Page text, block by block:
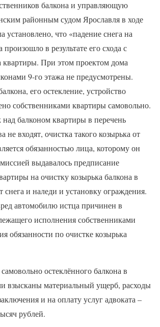
балкона и управляющую
районным судом Ярославля в ходе
установлено, что «падение снега на
в результате его схода с
квартиры. При этом проектом дома
9-го этажа не предусмотрены.
его остекление, устройство
собственниками квартиры самовольно.
над балконом квартиры в перечень
не входят, очистка такого козырька от
обязанностью лица, которому он
выдавалось предписание
на очистку козырька балкона в
и наледи и установку ограждения.
автомобилю истца причинен в
исполнения собственниками
обязанности по очистке козырька
остеклённого балкона в
взысканы материальный ущерб, расходы
и на оплату услуг адвоката –
рублей.